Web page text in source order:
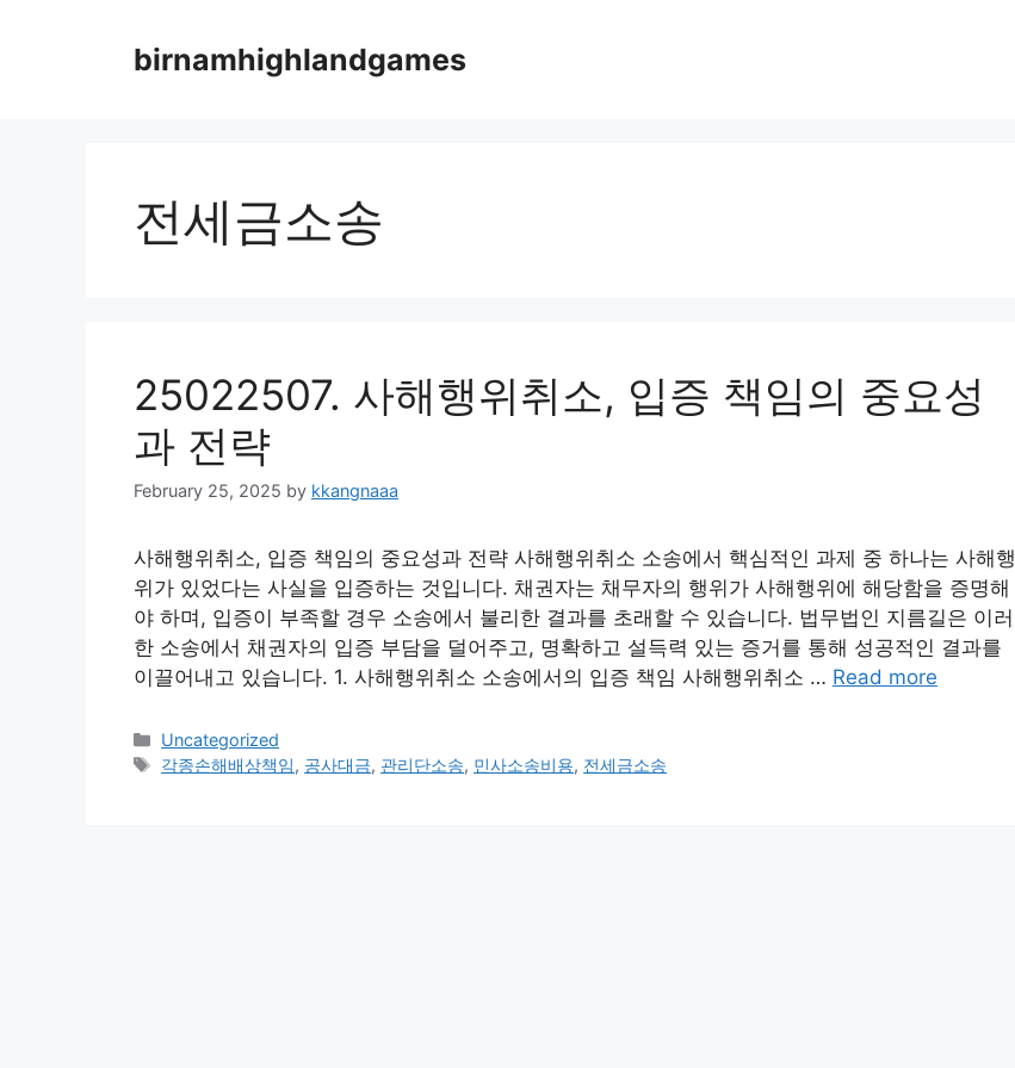
birnamhighlandgames
전세금소송
25022507. 사해행위취소, 입증 책임의 중요성
과 전략
February 25, 2025 by kkangnaaa
사해행위취소, 입증 책임의 중요성과 전략 사해행위취소 소송에서 핵심적인 과제 중 하나는 사해행
위가 있었다는 사실을 입증하는 것입니다. 채권자는 채무자의 행위가 사해행위에 해당함을 증명해
야 하며, 입증이 부족할 경우 소송에서 불리한 결과를 초래할 수 있습니다. 법무법인 지름길은 이러
한 소송에서 채권자의 입증 부담을 덜어주고, 명확하고 설득력 있는 증거를 통해 성공적인 결과를
이끌어내고 있습니다. 1. 사해행위취소 소송에서의 입증 책임 사해행위취소 … Read more
Categories
Uncategorized
Tags
각종손해배상책임, 공사대금, 관리단소송, 민사소송비용, 전세금소송